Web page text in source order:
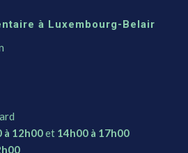
à Luxembourg-Belair
à 12h00et 14h00 à 17h00